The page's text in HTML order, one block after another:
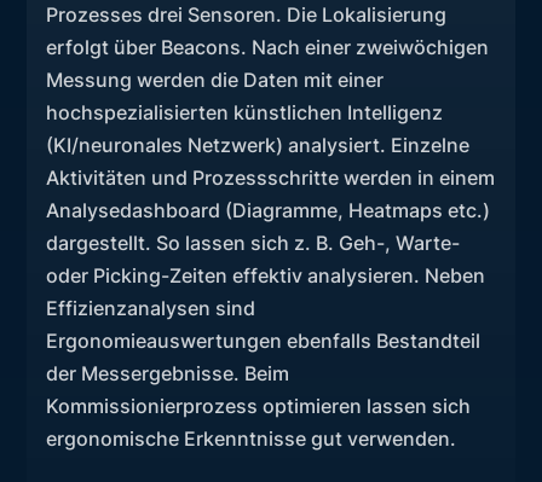
Prozesses drei Sensoren. Die Lokalisierung
erfolgt über Beacons. Nach einer zweiwöchigen
Messung werden die Daten mit einer
hochspezialisierten künstlichen Intelligenz
(KI/neuronales Netzwerk) analysiert. Einzelne
Aktivitäten und Prozessschritte werden in einem
Analysedashboard (Diagramme, Heatmaps etc.)
dargestellt. So lassen sich z. B. Geh-, Warte-
oder Picking-Zeiten effektiv analysieren. Neben
Effizienzanalysen sind
Ergonomieauswertungen ebenfalls Bestandteil
der Messergebnisse. Beim
Kommissionierprozess optimieren lassen sich
ergonomische Erkenntnisse gut verwenden.